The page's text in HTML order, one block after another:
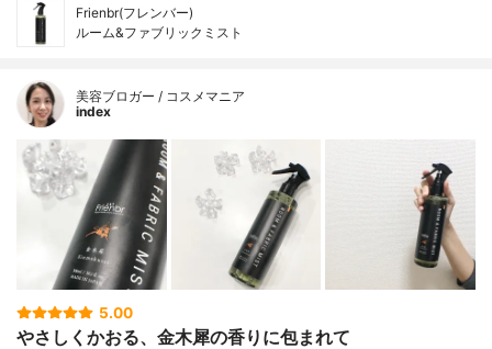
Frienbr(フレンバー)
ルーム&ファブリックミスト
美容ブロガー / コスメマニア
index
5.00
やさしくかおる、金木犀の香りに包まれて